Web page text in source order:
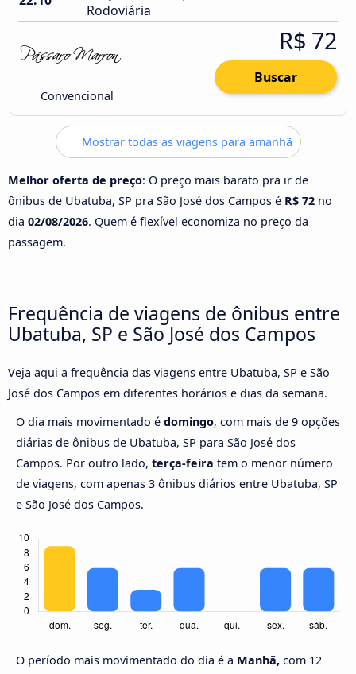
Rodoviária
Convencional
R$ 72
Buscar
Mostrar todas as viagens para amanhã
Melhor oferta de preço: O preço mais barato pra ir de
ônibus de Ubatuba, SP pra São José dos Campos é R$ 72 no
dia 02/08/2026. Quem é flexível economiza no preço da
passagem.
Frequência de viagens de ônibus entre
Ubatuba, SP e São José dos Campos
Veja aqui a frequência das viagens entre Ubatuba, SP e São
José dos Campos em diferentes horários e dias da semana.
O dia mais movimentado é domingo, com mais de 9 opções
diárias de ônibus de Ubatuba, SP para São José dos
Campos. Por outro lado, terça-feira tem o menor número
de viagens, com apenas 3 ônibus diários entre Ubatuba, SP
e São José dos Campos.
O período mais movimentado do dia é a Manhã, com 12